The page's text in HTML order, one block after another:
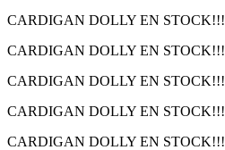
CARDIGAN DOLLY EN STOCK!!!
CARDIGAN DOLLY EN STOCK!!!
CARDIGAN DOLLY EN STOCK!!!
CARDIGAN DOLLY EN STOCK!!!
CARDIGAN DOLLY EN STOCK!!!